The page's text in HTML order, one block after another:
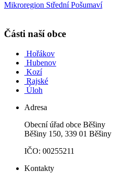
Mikroregion Střední Pošumaví
Části naší obce
Hořákov
Hubenov
Kozí
Rajské
Úloh
Adresa
Obecní úřad obce Běšiny
Běšiny 150, 339 01 Běšiny
IČO: 00255211
Kontakty